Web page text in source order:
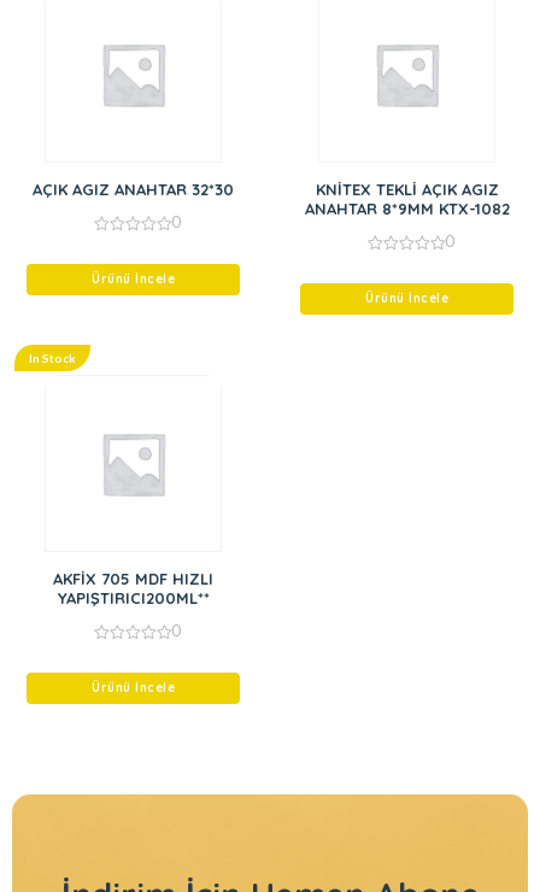
AÇIK AGIZ ANAHTAR 32*30
of
0
Ürünü İncele
KNİTEX TEKLİ AÇIK AGIZ
ANAHTAR 8*9MM KTX-1082
of
0
Ürünü İncele
In Stock
AKFİX 705 MDF HIZLI
YAPIŞTIRICI200ML**
of
0
Ürünü İncele